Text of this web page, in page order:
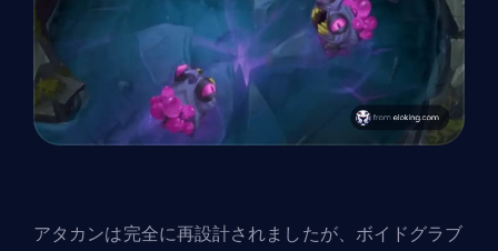
アタカンは完全に再設計されましたが、ボイドグラブ